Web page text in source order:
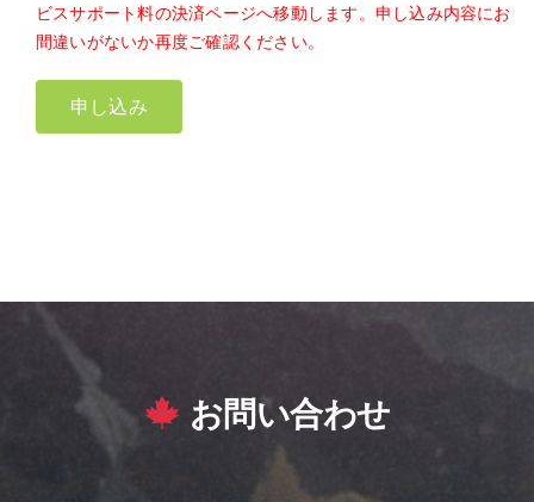
ビスサポート料の決済ページへ移動します。申し込み内容にお
間違いがないか再度ご確認ください。
お問い合わせ